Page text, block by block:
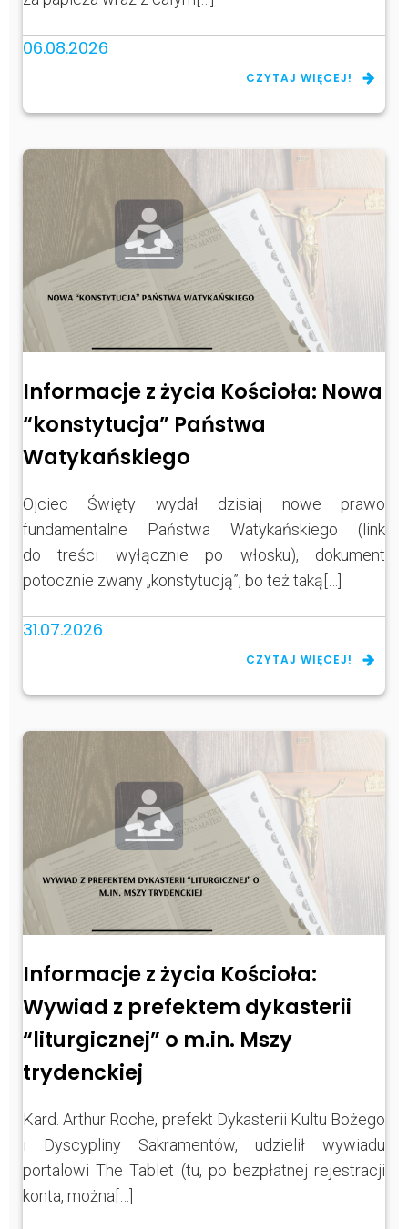
06.08.2026
CZYTAJ WIĘCEJ!
Informacje z życia Kościoła: Nowa
“konstytucja” Państwa
Watykańskiego
Ojciec Święty wydał dzisiaj nowe prawo
fundamentalne Państwa Watykańskiego (link
do treści wyłącznie po włosku), dokument
potocznie zwany „konstytucją”, bo też taką[…]
31.07.2026
CZYTAJ WIĘCEJ!
Informacje z życia Kościoła:
Wywiad z prefektem dykasterii
“liturgicznej” o m.in. Mszy
trydenckiej
Kard. Arthur Roche, prefekt Dykasterii Kultu Bożego
i Dyscypliny Sakramentów, udzielił wywiadu
portalowi The Tablet (tu, po bezpłatnej rejestracji
konta, można[…]